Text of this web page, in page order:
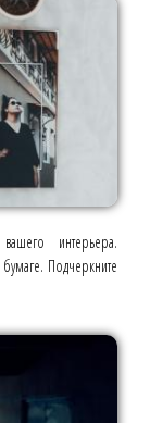
интерьера.
Подчеркните